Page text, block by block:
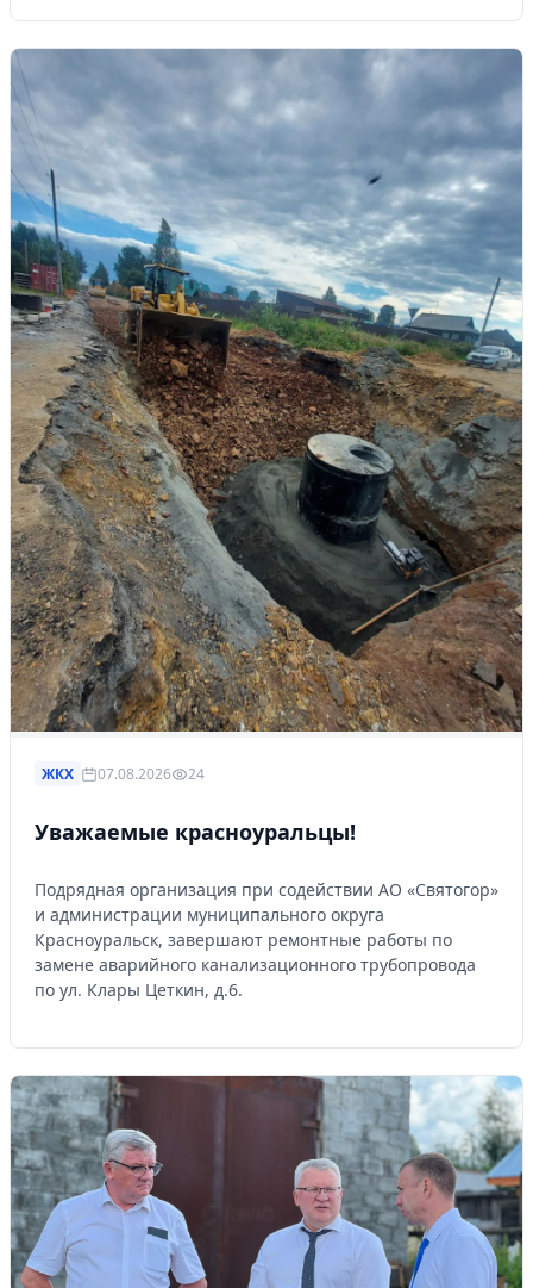
ЖКХ 07.08.2026 24
Уважаемые красноуральцы!
Подрядная организация при содействии АО «Святогор»
и администрации муниципального округа
Красноуральск, завершают ремонтные работы по
замене аварийного канализационного трубопровода
по ул. Клары Цеткин, д.6.